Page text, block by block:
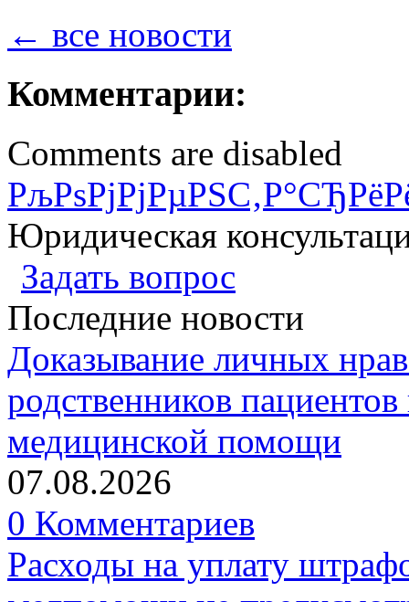
← все новости
Комментарии:
Comments are disabled
Юридическая
Задать вопрос
Последние новости
Доказывание личных
родственников
медицинской помощи
07.08.2026
0 Комментариев
Расходы на уплату